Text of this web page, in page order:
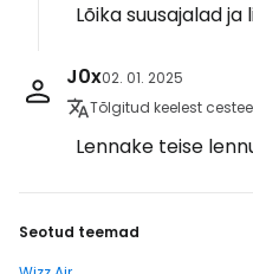
Lõika suusajalad ja
J0x02. 01. 2025
Tõlgitud keelest
Lennake teise
Seotud teemad